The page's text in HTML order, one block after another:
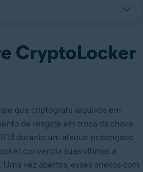
CryptoLocker
que criptografa arquivos em
de resgate em troca da chave
durante um ataque prolongado
convencia suas vítimas a
vez abertos, esses anexos com